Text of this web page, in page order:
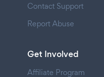
Contact Support
Report Abuse
Get Involved
Affiliate Program